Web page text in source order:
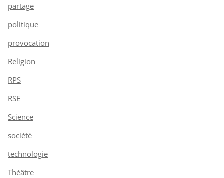
partage
politique
provocation
Religion
RPS
RSE
Science
société
technologie
Théâtre